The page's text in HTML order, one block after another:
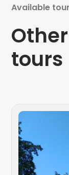
Available
tours